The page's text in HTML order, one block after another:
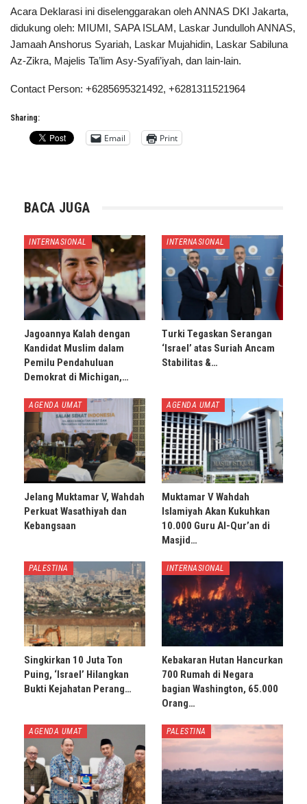
Acara Deklarasi ini diselenggarakan oleh ANNAS DKI Jakarta,
didukung oleh: MIUMI, SAPA ISLAM, Laskar Jundulloh ANNAS,
Jamaah Anshorus Syariah, Laskar Mujahidin, Laskar Sabiluna
Az-Zikra, Majelis Ta’lim Asy-Syafi’iyah, dan lain-lain.
Contact Person: +6285695321492, +6281311521964
Sharing:
Email Print
BACA JUGA
INTERNASIONAL
Jagoannya Kalah dengan
Kandidat Muslim dalam
Pemilu Pendahuluan
Demokrat di Michigan,…
INTERNASIONAL
Turki Tegaskan Serangan
‘Israel’ atas Suriah Ancam
Stabilitas &…
AGENDA UMAT
Jelang Muktamar V, Wahdah
Perkuat Wasathiyah dan
Kebangsaan
AGENDA UMAT
Muktamar V Wahdah
Islamiyah Akan Kukuhkan
10.000 Guru Al-Qur’an di
Masjid…
PALESTINA
Singkirkan 10 Juta Ton
Puing, ‘Israel’ Hilangkan
Bukti Kejahatan Perang…
INTERNASIONAL
Kebakaran Hutan Hancurkan
700 Rumah di Negara
bagian Washington, 65.000
Orang…
AGENDA UMAT PALESTINA